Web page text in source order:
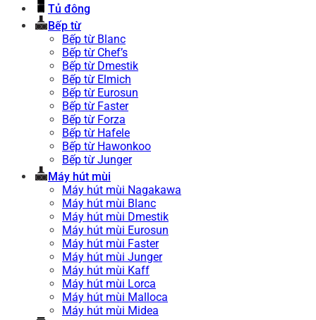
Tủ đông
Bếp từ
Bếp từ Blanc
Bếp từ Chef’s
Bếp từ Dmestik
Bếp từ Elmich
Bếp từ Eurosun
Bếp từ Faster
Bếp từ Forza
Bếp từ Hafele
Bếp từ Hawonkoo
Bếp từ Junger
Máy hút mùi
Máy hút mùi Nagakawa
Máy hút mùi Blanc
Máy hút mùi Dmestik
Máy hút mùi Eurosun
Máy hút mùi Faster
Máy hút mùi Junger
Máy hút mùi Kaff
Máy hút mùi Lorca
Máy hút mùi Malloca
Máy hút mùi Midea